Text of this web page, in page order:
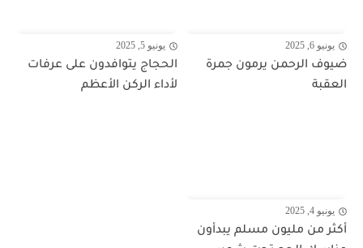
يونيو 6, 2025
ضيوف الرحمن يرمون جمرة
العقبة
يونيو 5, 2025
الحجاج يتوافدون على عرفات
لأداء الركن الأعظم
يونيو 4, 2025
أكثر من مليون مسلم يبدأون